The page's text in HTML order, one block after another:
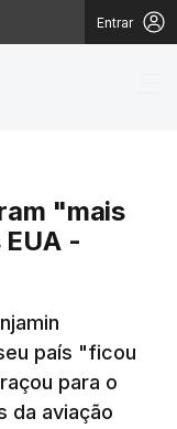
Entrar
"mais
-
país "ficou
para o
da aviação